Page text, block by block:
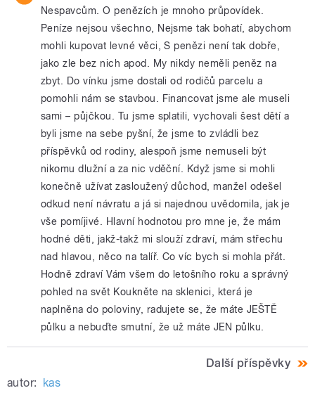
Nespavcům. O penězích je mnoho průpovídek.
Peníze nejsou všechno, Nejsme tak bohatí, abychom
mohli kupovat levné věci, S penězi není tak dobře,
jako zle bez nich apod. My nikdy neměli peněz na
zbyt. Do vínku jsme dostali od rodičů parcelu a
pomohli nám se stavbou. Financovat jsme ale museli
sami – půjčkou. Tu jsme splatili, vychovali šest dětí a
byli jsme na sebe pyšní, že jsme to zvládli bez
příspěvků od rodiny, alespoň jsme nemuseli být
nikomu dlužní a za nic vděční. Když jsme si mohli
konečně užívat zasloužený důchod, manžel odešel
odkud není návratu a já si najednou uvědomila, jak je
vše pomíjivé. Hlavní hodnotou pro mne je, že mám
hodné děti, jakž-takž mi slouží zdraví, mám střechu
nad hlavou, něco na talíř. Co víc bych si mohla přát.
Hodně zdraví Vám všem do letošního roku a správný
pohled na svět Koukněte na sklenici, která je
naplněna do poloviny, radujete se, že máte JEŠTĚ
půlku a nebuďte smutní, že už máte JEN půlku.
Další příspěvky
autor: kas